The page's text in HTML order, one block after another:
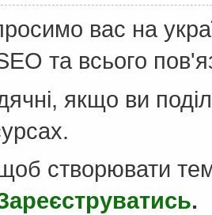
вас на
та всього
якщо ви
створювати
.